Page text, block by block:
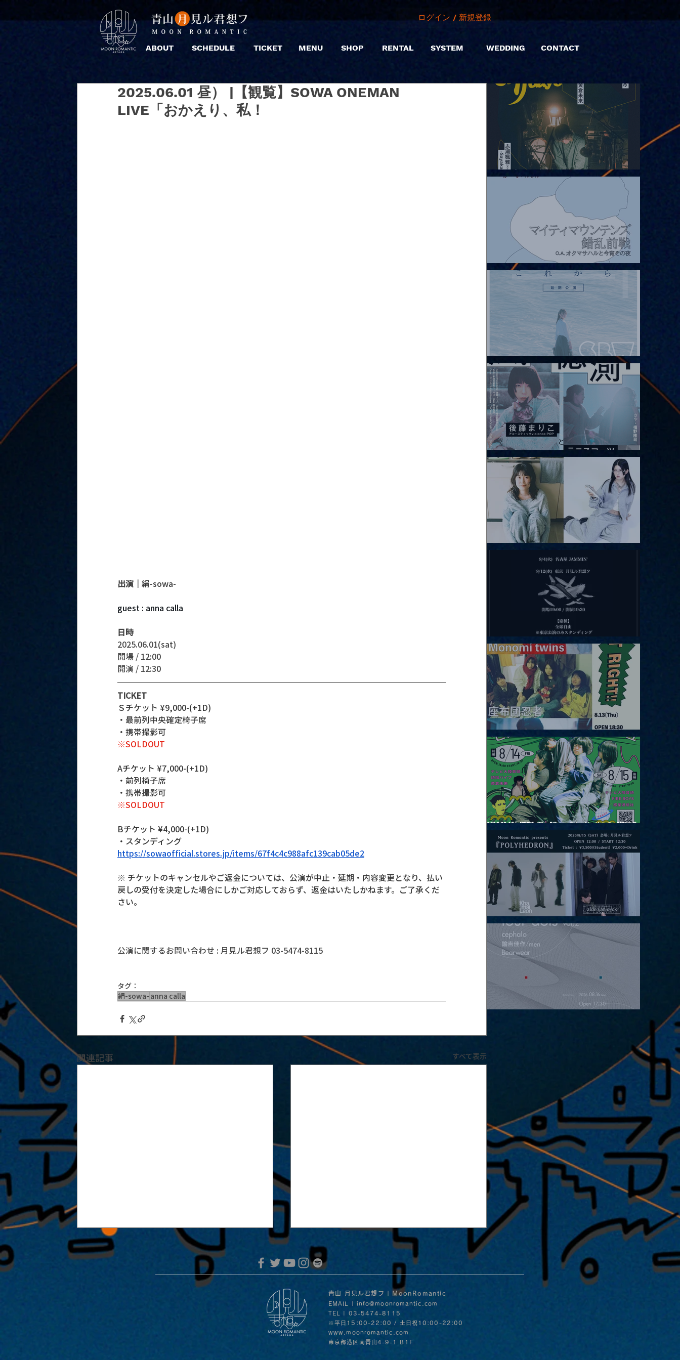
ABOUT SCHEDULE TICKET MENU SHOP
ログイン / 新規登録
RENTAL SYSTEM WEDDING CONTACT
2025.06.01 昼） |【観覧】SOWA ONEMAN
LIVE「おかえり、私！
出演｜ 絹-sowa-
guest : anna calla
日時
2025.06.01(sat)
開場 / 12:00
開演 / 12:30
TICKET
Ｓチケット ¥9,000-(+1D)
・最前列中央確定椅子席
・携帯撮影可
※SOLDOUT
Aチケット ¥7,000-(+1D)
・前列椅子席
・携帯撮影可
※SOLDOUT
Bチケット ¥4,000-(+1D)
・スタンディング
https://sowaofficial.stores.jp/items/67f4c4c988afc139cab05de2
※ チケットのキャンセルやご返金については、公演が中止・延期・内容変更となり、払い
戻しの受付を決定した場合にしかご対応しておらず、返金はいたしかねます。ご了承くだ
さい。
公演に関するお問い合わせ : 月見ル君想フ 03-5474-8115
タグ：
絹-sowa- anna calla
関連記事 すべて表示
2026.08.06 |【観覧】hamachiまつり2026２days-月見ル君想フ編
2026.08.07 |【観覧】マイティマウンテンズpresents. “HALL-IN-
2026.08.08 |【観覧】Oaiko pre.「これから」延期公演 Blurred
City Lights × 17歳とベルリンの壁
2026.08.10 |【観覧】「巷のmyストーリー/風の憶測1～後藤まりこ
アコースティックviolence POPとテニスコーツ」
2026.08.12 |【観覧】田澤孝介 ソロワンマン 「Ballad Box 2026」
2026.08.13 |【観覧】JUST RIGHT!! vol.26
2026.08.15 |【観覧】夜）『巷のmyストーリー/センター"訳"フラ
ッシュ⚡️後編』
2026.08.15 |【観覧】昼）月見ルpre.『POLYHEDRON』
青山 月見ル君想フ | MoonRomantic
EMAIL |
info@moonromantic.com
TEL | 03-5474-8115
※平日15:00-22:00 / 土日祝10:00-22:00
www.moonromantic.com
​東京都港区南青山4-9-1 B1F